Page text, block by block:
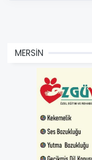
MERSİN